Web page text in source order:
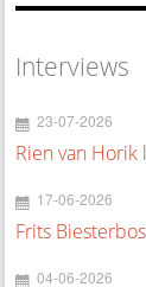
Interviews
23-07-2026
Rien van
17-06-2026
Frits
04-06-2026